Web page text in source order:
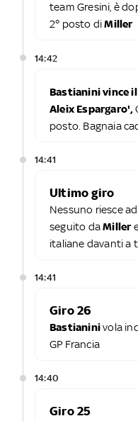
team Gresini, è
2° posto diMiller
14:42
Bastianini vince
Aleix Espargaro',
posto. Bagnaia
14:41
Ultimo giro
Nessuno riesce
seguito daMiller
italiane davanti a
14:41
Giro 26
Bastianinivola
GP Francia
14:40
Giro 25